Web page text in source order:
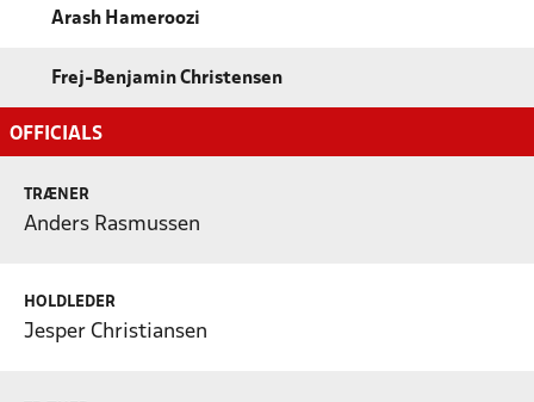
Arash Hameroozi
Frej-Benjamin Christensen
OFFICIALS
TRÆNER
Anders Rasmussen
HOLDLEDER
Jesper Christiansen